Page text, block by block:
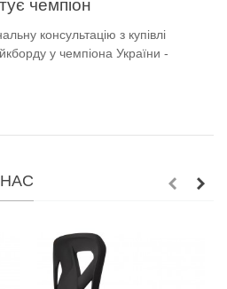
чемпіон
консультацію з купівлі
у чемпіона України -
НАС